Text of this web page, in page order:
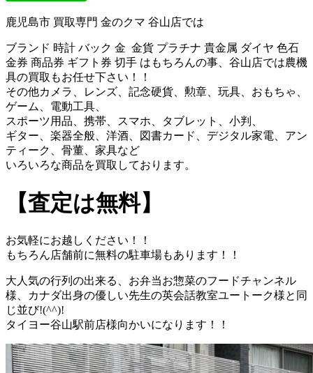
鹿児島市 買取専門 金のクマ 谷山店では
ブランド 時計 バック 金 金貨 プラチナ 貴金属 ダイヤ 色石
金券 商品券 ギフト券 切手 はもちろんの事、谷山店では農機
具の買取もお任せ下さい！！
その他カメラ、レンズ、記念硬貨、勲章、玩具、おもちゃ、
ゲーム、電動工具、
スポーツ用品、携帯、スマホ、タブレット、小判、
ギター、楽器全般、洋酒、図書カード、デジタル家電、アン
ティーク、骨董、家具など
いろいろな商品を買取しております。
【査定は無料】
お気軽にお越しください！！
もちろん店舗前に無料の駐車場もあります！！
大人気の行列の出来る、お弁当お惣菜のフードチャンネル
様、カナダ出身の優しい先生の英会話教室ユートーク様と同
じ並び!(^^)!
タイヨー谷山駅前店様向かいになります！！